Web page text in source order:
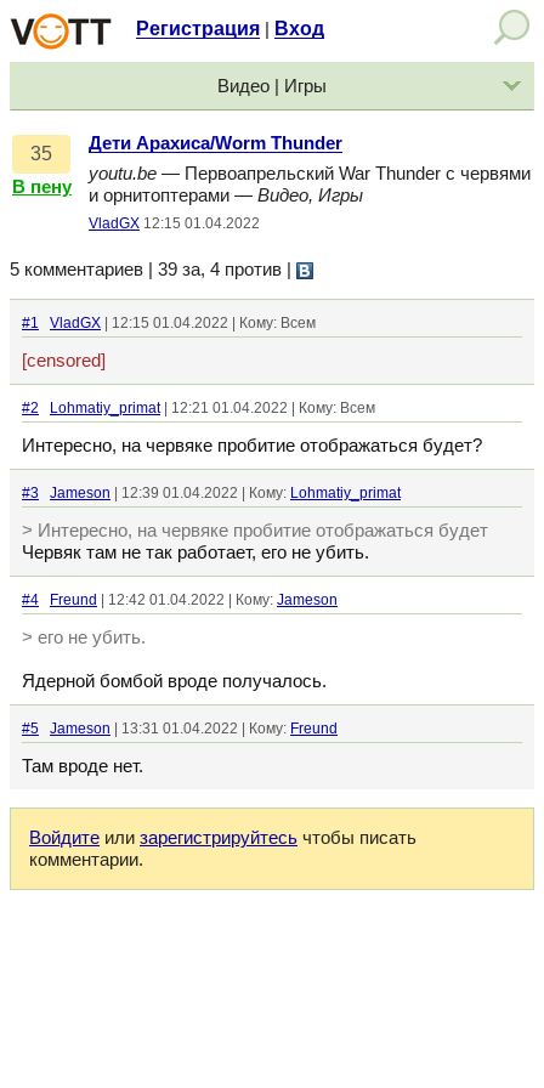
Регистрация Вход
Видео | Игры
35
В пену
Дети Арахиса/Worm Thunder
youtu.be — Первоапрельский War Thunder с червями
и орнитоптерами — Видео, Игры
VladGX 12:15 01.04.2022
5 комментариев | 39 за, 4 против
#1 VladGX | 12:15 01.04.2022 | Кому: Всем
[censored]
#2 Lohmatiy_primat| 12:21 01.04.2022 | Кому: Всем
Интересно, на червяке пробитие отображаться будет?
#3 Jameson | 12:39 01.04.2022 | Кому: Lohmatiy_primat
> Интересно, на червяке пробитие отображаться будет
Червяк там не так работает, его не убить.
#4 Freund | 12:42 01.04.2022 | Кому: Jameson
> его не убить.
Ядерной бомбой вроде получалось.
#5 Jameson | 13:31 01.04.2022 | Кому: Freund
Там вроде нет.
Войдите или зарегистрируйтесь чтобы писать
комментарии.